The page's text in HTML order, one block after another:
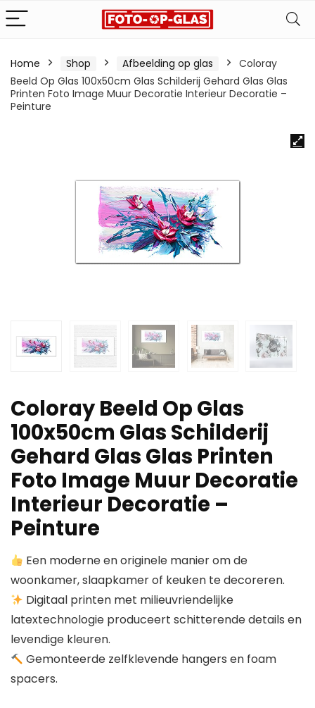
Home Shop Afbeelding op glas
Coloray
Beeld Op Glas 100x50cm Glas Schilderij Gehard Glas Glas
Printen Foto Image Muur Decoratie Interieur Decoratie –
Peinture
Coloray Beeld Op Glas
100x50cm Glas Schilderij
Gehard Glas Glas Printen
Foto Image Muur Decoratie
Interieur Decoratie –
Peinture
Een moderne en originele manier om de
woonkamer, slaapkamer of keuken te decoreren.
Digitaal printen met milieuvriendelijke
latextechnologie produceert schitterende details en
levendige kleuren.
Gemonteerde zelfklevende hangers en foam
spacers.